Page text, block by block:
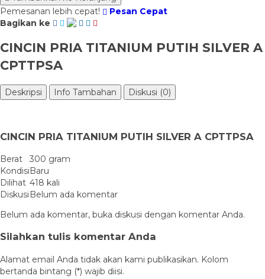
Pemesanan lebih cepat!
Pesan Cepat
Bagikan ke
CINCIN PRIA TITANIUM PUTIH SILVER A
CPTTPSA
Deskripsi Info Tambahan Diskusi (0)
CINCIN PRIA TITANIUM PUTIH SILVER A CPTTPSA
Berat
300 gram
KondisiBaru
Dilihat 418 kali
Diskusi Belum ada komentar
Belum ada komentar, buka diskusi dengan komentar Anda.
Silahkan tulis komentar Anda
Alamat email Anda tidak akan kami publikasikan. Kolom
bertanda bintang (*) wajib diisi.